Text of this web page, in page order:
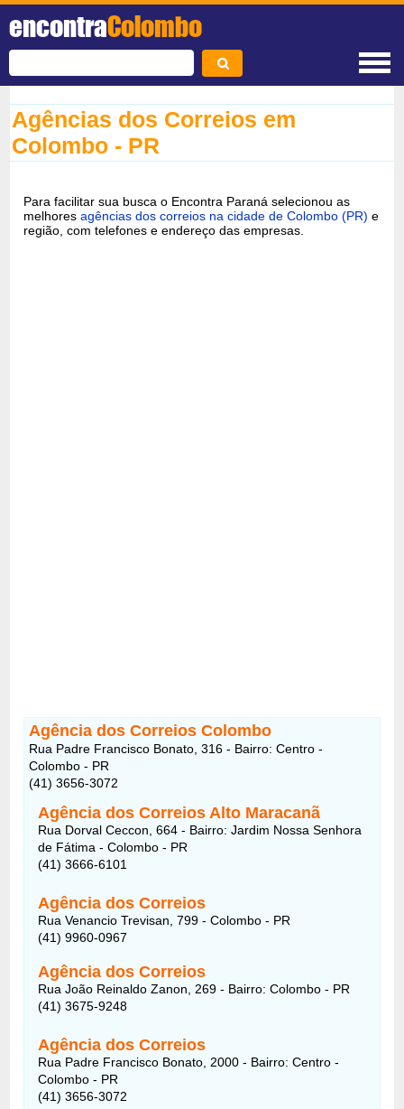
encontraColombo
Agências dos Correios em
Colombo - PR
Para facilitar sua busca o Encontra Paraná selecionou as
melhoresagências dos correios na cidade de Colombo (PR) e
região, com telefones e endereço das empresas.
Agência dos Correios Colombo
Rua Padre Francisco Bonato, 316 - Bairro: Centro -
Colombo - PR
(41) 3656-3072
Agência dos Correios Alto Maracanã
Rua Dorval Ceccon, 664 - Bairro: Jardim Nossa Senhora
de Fátima - Colombo - PR
(41) 3666-6101
Agência dos Correios
Rua Venancio Trevisan, 799 - Colombo - PR
(41) 9960-0967
Agência dos Correios
Rua João Reinaldo Zanon, 269 - Bairro: Colombo - PR
(41) 3675-9248
Agência dos Correios
Rua Padre Francisco Bonato, 2000 - Bairro: Centro -
Colombo - PR
(41) 3656-3072